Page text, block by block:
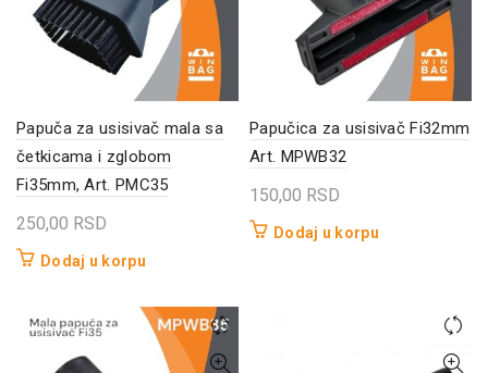
Papuča za usisivač mala sa
četkicama i zglobom
Fi35mm, Art. PMC35
250,00 RSD
Dodaj u korpu
Papučica za usisivač Fi32mm
Art. MPWB32
150,00 RSD
Dodaj u korpu